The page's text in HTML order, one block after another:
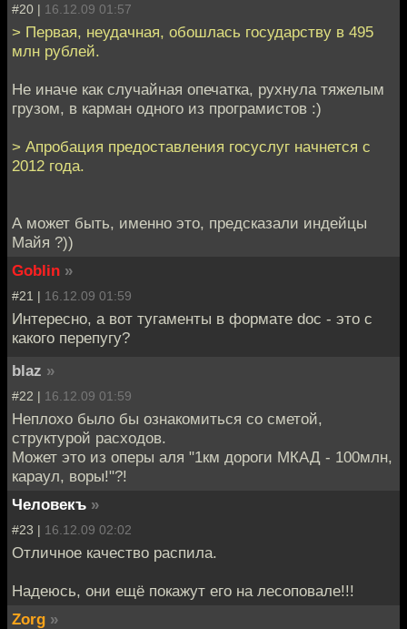
#20 | 16.12.09 01:57
> Первая, неудачная, обошлась государству в 495
млн рублей.
Не иначе как случайная опечатка, рухнула тяжелым
грузом, в карман одного из програмистов :)
> Апробация предоставления госуслуг начнется с
2012 года.
А может быть, именно это, предсказали индейцы
Майя ?))
Goblin »
#21 | 16.12.09 01:59
Интересно, а вот тугаменты в формате doc - это с
какого перепугу?
blaz »
#22 | 16.12.09 01:59
Неплохо было бы ознакомиться со сметой,
структурой расходов.
Может это из оперы аля "1км дороги МКАД - 100млн,
караул, воры!"?!
Человекъ »
#23 | 16.12.09 02:02
Отличное качество распила.
Надеюсь, они ещё покажут его на лесоповале!!!
Zorg »